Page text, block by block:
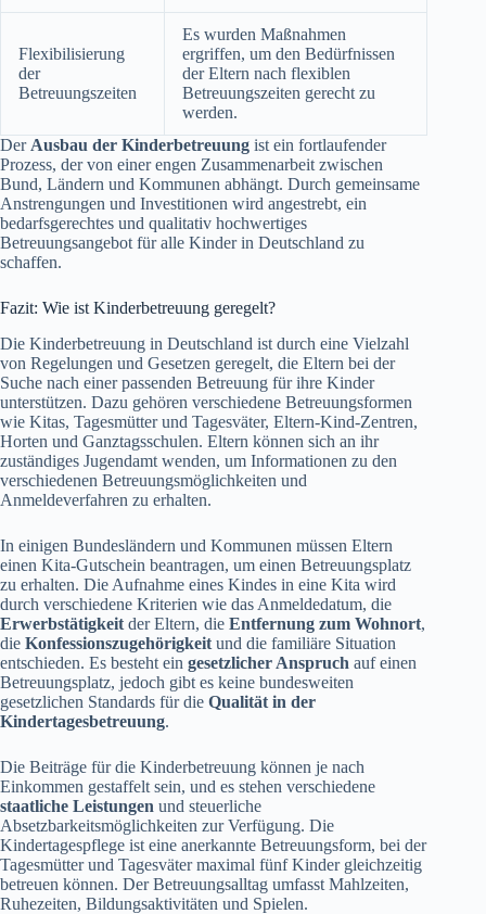
Flexibilisierung
der
Betreuungszeiten
Es wurden Maßnahmen
ergriffen, um den Bedürfnissen
der Eltern nach flexiblen
Betreuungszeiten gerecht zu
werden.
Der Ausbau der Kinderbetreuung ist ein fortlaufender
Prozess, der von einer engen Zusammenarbeit zwischen
Bund, Ländern und Kommunen abhängt. Durch gemeinsame
Anstrengungen und Investitionen wird angestrebt, ein
bedarfsgerechtes und qualitativ hochwertiges
Betreuungsangebot für alle Kinder in Deutschland zu
schaffen.
Fazit: Wie ist Kinderbetreuung geregelt?
Die Kinderbetreuung in Deutschland ist durch eine Vielzahl
von Regelungen und Gesetzen geregelt, die Eltern bei der
Suche nach einer passenden Betreuung für ihre Kinder
unterstützen. Dazu gehören verschiedene Betreuungsformen
wie Kitas, Tagesmütter und Tagesväter, Eltern-Kind-Zentren,
Horten und Ganztagsschulen. Eltern können sich an ihr
zuständiges Jugendamt wenden, um Informationen zu den
verschiedenen Betreuungsmöglichkeiten und
Anmeldeverfahren zu erhalten.
In einigen Bundesländern und Kommunen müssen Eltern
einen Kita-Gutschein beantragen, um einen Betreuungsplatz
zu erhalten. Die Aufnahme eines Kindes in eine Kita wird
durch verschiedene Kriterien wie das Anmeldedatum, die
Erwerbstätigkeit der Eltern, die Entfernung zum Wohnort,
die Konfessionszugehörigkeit und die familiäre Situation
entschieden. Es besteht ein gesetzlicher Anspruch auf einen
Betreuungsplatz, jedoch gibt es keine bundesweiten
gesetzlichen Standards für die Qualität in der
Kindertagesbetreuung.
Die Beiträge für die Kinderbetreuung können je nach
Einkommen gestaffelt sein, und es stehen verschiedene
staatliche Leistungen und steuerliche
Absetzbarkeitsmöglichkeiten zur Verfügung. Die
Kindertagespflege ist eine anerkannte Betreuungsform, bei der
Tagesmütter und Tagesväter maximal fünf Kinder gleichzeitig
betreuen können. Der Betreuungsalltag umfasst Mahlzeiten,
Ruhezeiten, Bildungsaktivitäten und Spielen.